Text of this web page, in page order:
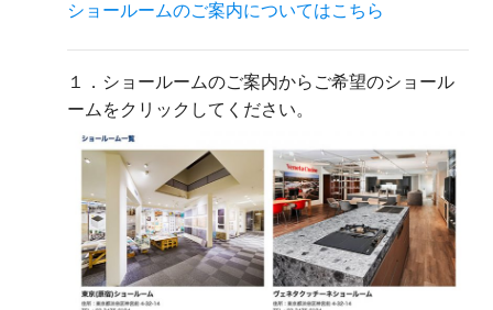
ショールームのご案内についてはこちら
１．ショールームのご案内からご希望のショール
ームをクリックしてください。